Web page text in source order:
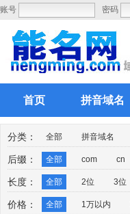
账号 密码
首页 拼音域名
分类： 全部 拼音域名
后缀： 全部 com cn
长度： 全部 2位 3位
价格： 全部 1万以内